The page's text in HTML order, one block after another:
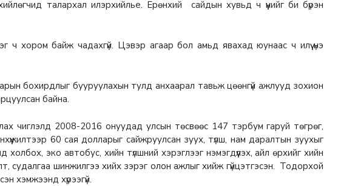
талархал илэрхийлье. Ерөнхий сайдын хувьд ч үүнийг би бүрэн
ч хором байж чадахгүй. Цэвэр агаар бол амьд явахад юунаас ч илүү үнэ
бохирдлыг бууруулахын тулд анхаарал тавьж цөөнгүй ажлууд зохион
байна.
чиглэлд 2008-2016 онуудад улсын төсвөөс 147 тэрбум гаруй төгрөг,
60 сая долларыг сайжруулсан зуух, түлш, нам даралтын зуухыг
эко автобус, хийн түлшний хэрэглээг нэмэгдүүлэх, айл өрхийг хийн
судалгаа шинжилгээ хийх зэрэг олон ажлыг хийж гүйцэтгэсэн. Тодорхой
хэмжээнд хүрээгүй.